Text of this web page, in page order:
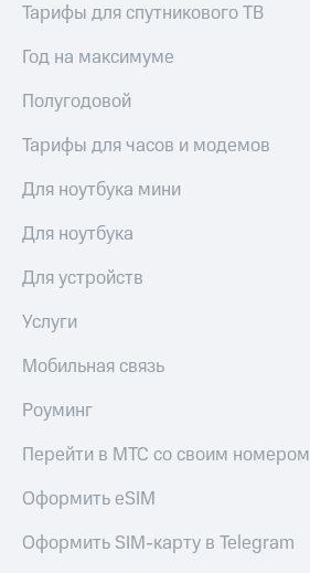
Тарифы для спутникового ТВ
Год на максимуме
Полугодовой
Тарифы для часов и модемов
Для ноутбука мини
Для ноутбука
Для устройств
Услуги
Мобильная связь
Роуминг
Перейти в МТС со своим номером
Оформить eSIM
Оформить SIM-карту в Telegram